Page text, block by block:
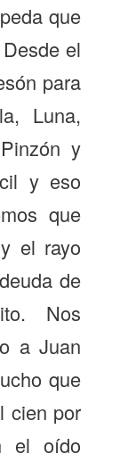
que
el
para
Luna,
y
y eso
que
el rayo
de
Nos
a Juan
que
cien por
el oído